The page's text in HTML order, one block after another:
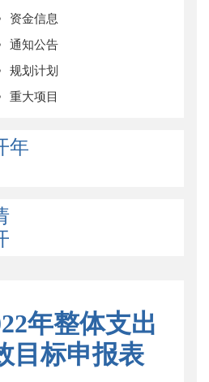
资金信息
通知公告
规划计划
重大项目
年
年整体支出
目标申报表